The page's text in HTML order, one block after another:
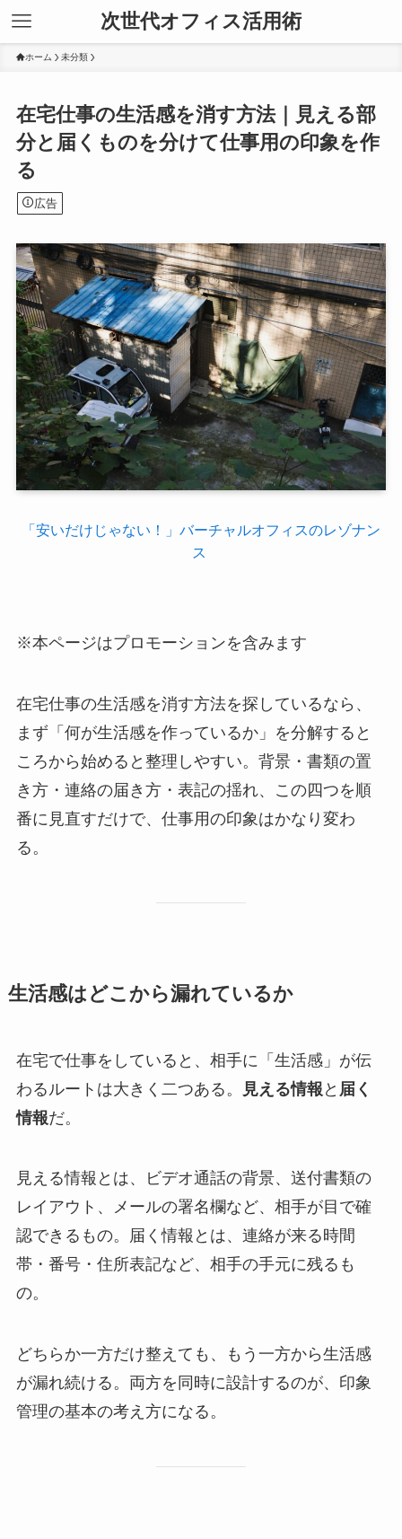
次世代オフィス活用術
ホーム 未分類
在宅仕事の生活感を消す方法｜見える部
分と届くものを分けて仕事用の印象を作
る
広告
「安いだけじゃない！」バーチャルオフィスのレゾナン
ス
※本ページはプロモーションを含みます
在宅仕事の生活感を消す方法を探しているなら、
まず「何が生活感を作っているか」を分解すると
ころから始めると整理しやすい。背景・書類の置
き方・連絡の届き方・表記の揺れ、この四つを順
番に見直すだけで、仕事用の印象はかなり変わ
る。
生活感はどこから漏れているか
在宅で仕事をしていると、相手に「生活感」が伝
わるルートは大きく二つある。
見える情報 と 届く
情報だ。
見える情報とは、ビデオ通話の背景、送付書類の
レイアウト、メールの署名欄など、相手が目で確
認できるもの。届く情報とは、連絡が来る時間
帯・番号・住所表記など、相手の手元に残るも
の。
どちらか一方だけ整えても、もう一方から生活感
が漏れ続ける。両方を同時に設計するのが、印象
管理の基本の考え方になる。